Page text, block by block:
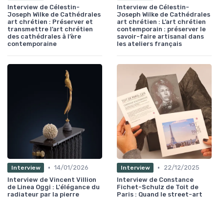
Interview de Célestin-
Joseph Wilke de Cathédrales
art chrétien : Préserver et
transmettre l’art chrétien
des cathédrales à l’ère
contemporaine
Interview de Célestin-
Joseph Wilke de Cathédrales
art chrétien : L’art chrétien
contemporain : préserver le
savoir-faire artisanal dans
les ateliers français
Interview • 14/01/2026
Interview de Vincent Villion
de Linea Oggi : L'élégance du
radiateur par la pierre
Interview •
22/12/2025
Interview de Constance
Fichet-Schulz de Toit de
Paris : Quand le street-art